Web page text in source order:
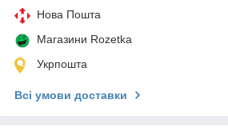
Нова Пошта
Магазини Rozetka
Укрпошта
Всі умови доставки